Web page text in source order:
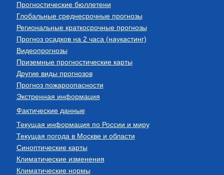
Прогностические бюллетени
Глобальные среднесрочные прогнозы
Региональные краткосрочные прогнозы
Прогноз осадков на 2 часа (наукастинг)
Видеопрогнозы
Приземные прогностические карты
Другие виды прогнозов
Прогноз пожароопасности
Экстренная информация
Фактические данные
Текущая информация по России и миру
Текущая погода в Москве и области
Синоптические карты
Климатические изменения
Климатические нормы